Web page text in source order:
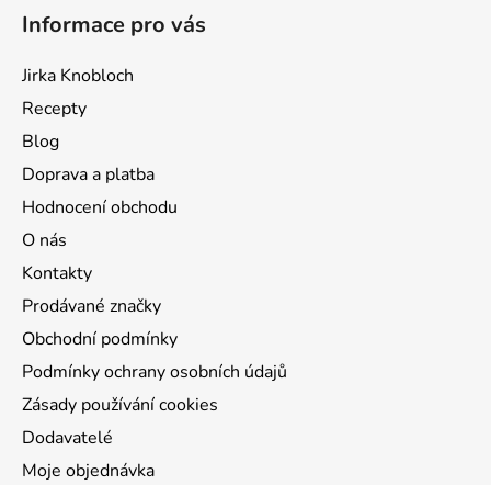
Informace pro vás
Jirka Knobloch
Recepty
Blog
Doprava a platba
Hodnocení obchodu
O nás
Kontakty
Prodávané značky
Obchodní podmínky
Podmínky ochrany osobních údajů
Zásady používání cookies
Dodavatelé
Moje objednávka